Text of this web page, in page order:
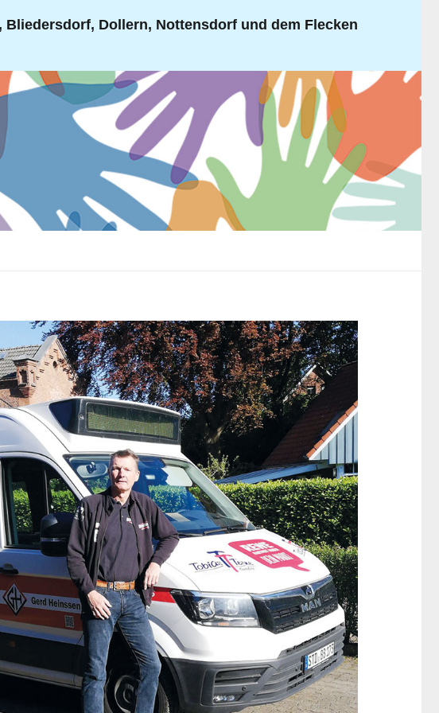
Dollern, Nottensdorf und dem Flecken